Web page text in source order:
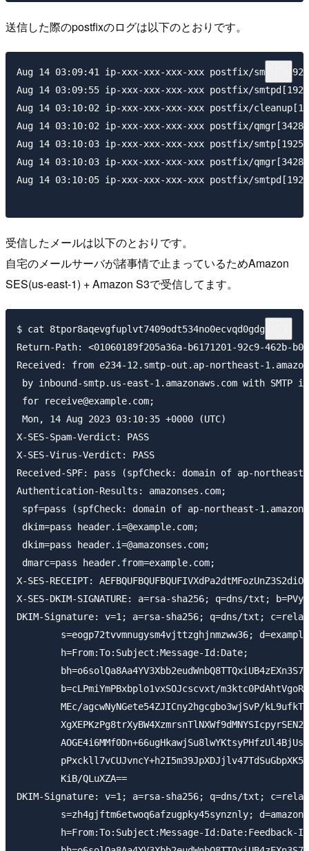
送信した際のpostfixのログは以下のとおりです。
Aug 14 03:09:41 ip-xxx-xxx-xxx-xxx postfix/
Aug 14 03:09:55 ip-xxx-xxx-xxx-xxx postfix/
Aug 14 03:10:02 ip-xxx-xxx-xxx-xxx postfix/
Aug 14 03:10:02 ip-xxx-xxx-xxx-xxx postfix/qmgr[3428]:
Aug 14 03:10:03 ip-xxx-xxx-xxx-xxx postfix/smtp[19257]:
Aug 14 03:10:03 ip-xxx-xxx-xxx-xxx postfix/qmgr[3428]:
Aug 14 03:10:05 ip-xxx-xxx-xxx-xxx postfix/
受信したメールは以下のとおりです。
自宅のメールサーバが諸事情で止まっているためAmazon
SES(us-east-1) + Amazon S3で受信してます。
$ cat 8tpor8aqevgfuplvt7409odt534no0ecvqd0gdg1
Return-Path: <01060189f205a36a-b6171201-92c9-462b-
Received: from e234-12.smtp-out.ap-northeast-
by inbound-smtp.us-east-1.amazonaws.com with SMTP
for receive@example.com;
Mon, 14 Aug 2023 03:10:35 +0000 (UTC)
X-SES-Spam-Verdict: PASS
X-SES-Virus-Verdict: PASS
Received-SPF: pass (spfCheck: domain of ap-northeast-
Authentication-Results: amazonses.com;
spf=pass (spfCheck: domain of ap-northeast-
dkim=pass header.i=@example.com;
dkim=pass header.i=@amazonses.com;
dmarc=pass header.from=example.com;
X-SES-RECEIPT:
X-SES-DKIM-SIGNATURE: a=rsa-sha256; q=dns/txt;
DKIM-Signature: v=1; a=rsa-sha256; q=dns/txt;
DKIM-Signature: v=1; a=rsa-sha256; q=dns/txt;